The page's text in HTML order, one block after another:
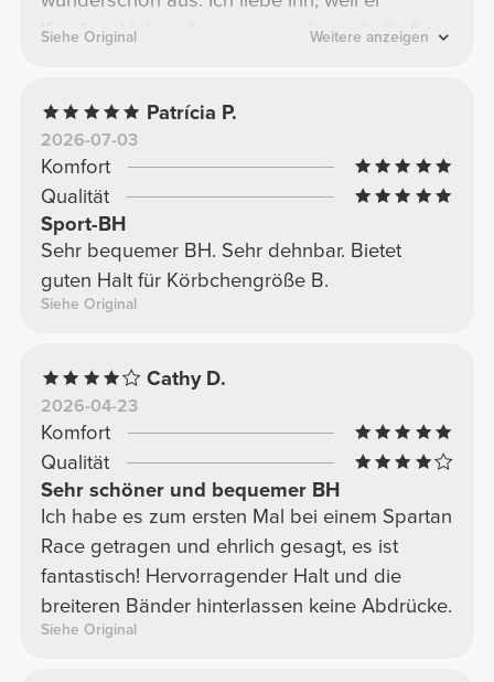
Komfort, Halt und ein super schmeichelhaftes
Siehe Original Weitere anzeigen
Patrícia P.
2026-07-03
Komfort
Qualität
Sport-BH
Sehr bequemer BH. Sehr dehnbar. Bietet
guten Halt für Körbchengröße B.
Siehe Original
Cathy D.
2026-04-23
Komfort
Qualität
Sehr schöner und bequemer BH
Ich habe es zum ersten Mal bei einem Spartan
Race getragen und ehrlich gesagt, es ist
fantastisch! Hervorragender Halt und die
breiteren Bänder hinterlassen keine Abdrücke.
Siehe Original